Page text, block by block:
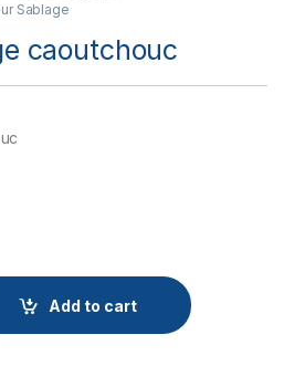
Sablage
caoutchouc
Add to cart